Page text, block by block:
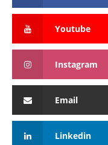
Youtube
Instagram
Email
Linkedin